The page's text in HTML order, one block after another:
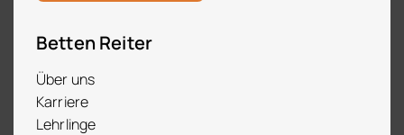
Betten Reiter
Über uns
Karriere
Lehrlinge